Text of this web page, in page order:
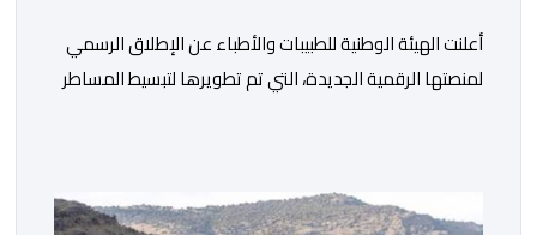
أعلنت الهيئة الوطنية للطبيبات والأطباء عن الإطلاق الرسمي
لمنصتها الرقمية الجديدة، التي تم تطويرها لتبسيط المساطر
للهيئة إلى جانب الهيئة الوطنية. وذكر بلاغ للهيئة أن هذه
المنصة، التي تم إطلاقها في إطار استراتيجيتها الرامية إلى